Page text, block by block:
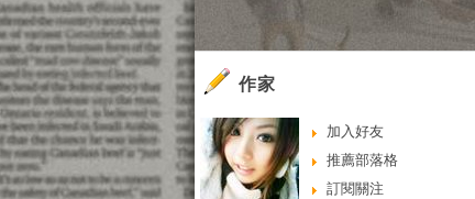
作家
加入好友
推薦部落格
訂閱關注